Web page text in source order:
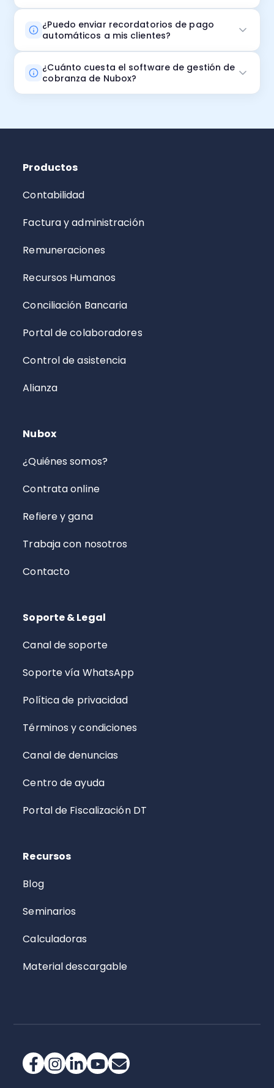
¿Puedo enviar recordatorios de pago
automáticos a mis clientes?
¿Cuánto cuesta el software de gestión de
cobranza de Nubox?
propuesta personalizada según el volumen de
Productos
Contabilidad
Factura y administración
Remuneraciones
Recursos Humanos
Conciliación Bancaria
Portal de colaboradores
Control de asistencia
Alianza
Nubox
¿Quiénes somos?
Contrata online
Refiere y gana
Trabaja con nosotros
Contacto
Soporte & Legal
Canal de soporte
Soporte vía WhatsApp
Política de privacidad
Términos y condiciones
Canal de denuncias
Centro de ayuda
Portal de Fiscalización DT
Recursos
Blog
Seminarios
Calculadoras
Material descargable